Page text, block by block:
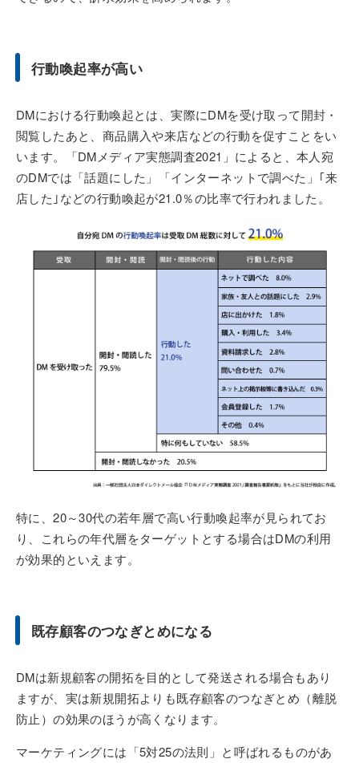
行動喚起率が高い
DMにおける行動喚起とは、実際にDMを受け取って開封・
閲覧したあと、商品購入や来店などの行動を促すことをい
います。「DMメディア実態調査2021」によると、本人宛
のDMでは「話題にした」「インターネットで調べた」｢来
店した｣などの行動喚起が21.0％の比率で行われました。
特に、20～30代の若年層で高い行動喚起率が見られてお
り、これらの年代層をターゲットとする場合はDMの利用
が効果的といえます。
既存顧客のつなぎとめになる
DMは新規顧客の開拓を目的として発送される場合もあり
ますが、実は新規開拓よりも既存顧客のつなぎとめ（離脱
防止）の効果のほうが高くなります。
マーケティングには「5対25の法則」と呼ばれるものがあ